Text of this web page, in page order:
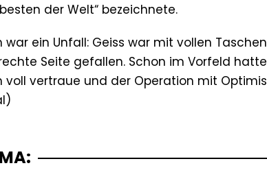
der Welt“ bezeichnete.
ein Unfall: Geiss war mit vollen
Seite gefallen. Schon im Vorfeld
voll vertraue und der Operation mit